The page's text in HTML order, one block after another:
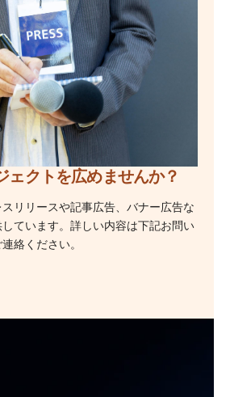
ェクトを広めませんか？
リリースや記事広告、バナー広告な
ています。詳しい内容は下記お問い
絡ください。